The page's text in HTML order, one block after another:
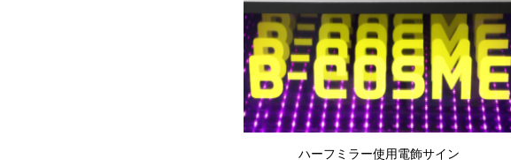
ハーフミラー使用電飾サイン